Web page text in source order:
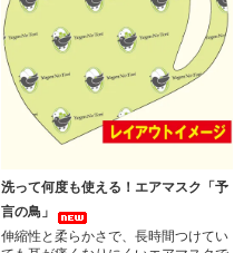
洗って何度も使える！エアマスク「予
言の鳥」
伸縮性と柔らかさで、長時間つけてい